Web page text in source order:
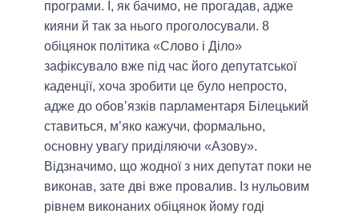
програми. І, як бачимо, не прогадав, адже
кияни й так за нього проголосували. 8
обіцянок політика «Слово і Діло»
зафіксувало вже під час його депутатської
каденції, хоча зробити це було непросто,
адже до обов’язків парламентаря Білецький
ставиться, м’яко кажучи, формально,
основну увагу приділяючи «Азову».
Відзначимо, що жодної з них депутат поки не
виконав, зате дві вже провалив. Із нульовим
рівнем виконаних обіцянок йому годі